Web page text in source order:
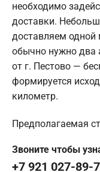
необходимо
доставки.
доставляем
обычно нужно два
от г. Пестово —
формируется
километр.
Предполагаемая
Звоните чтобы
+7 921 027-89-